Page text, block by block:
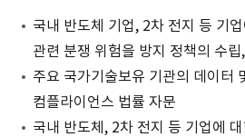
국내 반도체 기업, 2차 전지 등 기
관련 분쟁 위험을 방지 정책의 수
주요 국가기술보유 기관의 데이터
컴플라이언스 법률 자문
국내 반도체, 2차 전지 등 기업에 대